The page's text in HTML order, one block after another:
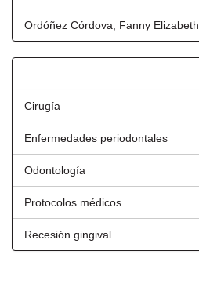
Ordóñez Córdova, Fanny Elizabeth
Cirugía
Enfermedades periodontales
Odontología
Protocolos médicos
Recesión gingival